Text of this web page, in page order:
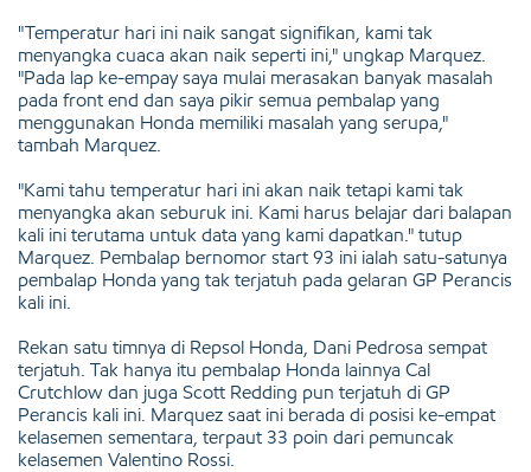
"Temperatur hari ini naik sangat signifikan, kami tak
menyangka cuaca akan naik seperti ini," ungkap Marquez.
"Pada lap ke-empay saya mulai merasakan banyak masalah
pada front end dan saya pikir semua pembalap yang
menggunakan Honda memiliki masalah yang serupa,"
tambah Marquez.
"Kami tahu temperatur hari ini akan naik tetapi kami tak
menyangka akan seburuk ini. Kami harus belajar dari balapan
kali ini terutama untuk data yang kami dapatkan." tutup
Marquez. Pembalap bernomor start 93 ini ialah satu-satunya
pembalap Honda yang tak terjatuh pada gelaran GP Perancis
kali ini.
Rekan satu timnya di Repsol Honda, Dani Pedrosa sempat
terjatuh. Tak hanya itu pembalap Honda lainnya Cal
Crutchlow dan juga Scott Redding pun terjatuh di GP
Perancis kali ini. Marquez saat ini berada di posisi ke-empat
kelasemen sementara, terpaut 33 poin dari pemuncak
kelasemen Valentino Rossi.